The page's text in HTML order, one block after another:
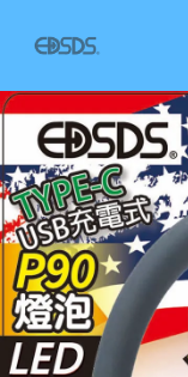
您的購